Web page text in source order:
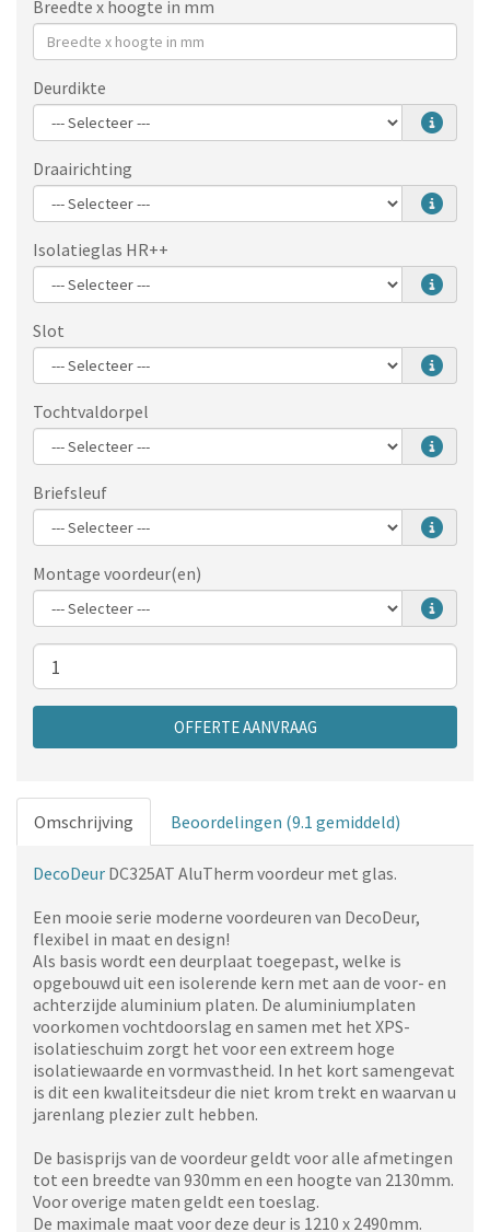
Breedte x hoogte in mm
Deurdikte
Draairichting
Isolatieglas HR++
Slot
Tochtvaldorpel
Briefsleuf
Montage voordeur(en)
Aantal
OFFERTE AANVRAAG
Omschrijving Beoordelingen (9.1 gemiddeld)
DecoDeur DC325AT AluTherm voordeur met glas.
Een mooie serie moderne voordeuren van DecoDeur,
flexibel in maat en design!
Als basis wordt een deurplaat toegepast, welke is
opgebouwd uit een isolerende kern met aan de voor- en
achterzijde aluminium platen. De aluminiumplaten
voorkomen vochtdoorslag en samen met het XPS-
isolatieschuim zorgt het voor een extreem hoge
isolatiewaarde en vormvastheid. In het kort samengevat
is dit een kwaliteitsdeur die niet krom trekt en waarvan u
jarenlang plezier zult hebben.
De basisprijs van de voordeur geldt voor alle afmetingen
tot een breedte van 930mm en een hoogte van 2130mm.
Voor overige maten geldt een toeslag.
De maximale maat voor deze deur is 1210 x 2490mm.